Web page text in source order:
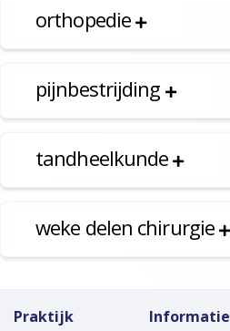
orthopedie
pijnbestrijding
tandheelkunde
weke delen chirurgie
Praktijk Informatie